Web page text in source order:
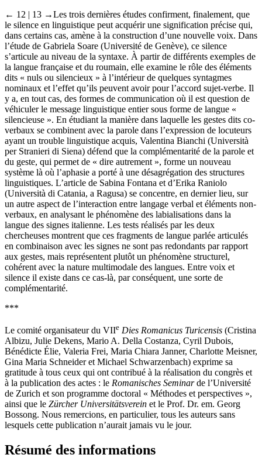
← 12 | 13 →Les trois dernières études confirment, finalement, que
le silence en linguistique peut acquérir une signification précise qui,
dans certains cas, amène à la construction d’une nouvelle voix. Dans
l’étude de Gabriela Soare (Université de Genève), ce silence
s’articule au niveau de la syntaxe. À partir de différents exemples de
la langue française et du roumain, elle examine le rôle des éléments
dits « nuls ou silencieux » à l’intérieur de quelques syntagmes
nominaux et l’effet qu’ils peuvent avoir pour l’accord sujet-verbe. Il
y a, en tout cas, des formes de communication où il est question de
véhiculer le message linguistique entier sous forme de langue «
silencieuse ». En étudiant la manière dans laquelle les gestes dits co-
verbaux se combinent avec la parole dans l’expression de locuteurs
ayant un trouble linguistique acquis, Valentina Bianchi (Università
per Stranieri di Siena) défend que la complémentarité de la parole et
du geste, qui permet de « dire autrement », forme un nouveau
système là où l’aphasie a porté à une désagrégation des structures
linguistiques. L’article de Sabina Fontana et d’Erika Raniolo
(Università di Catania, a Ragusa) se concentre, en dernier lieu, sur
un autre aspect de l’interaction entre langage verbal et éléments non-
verbaux, en analysant le phénomène des labialisations dans la
langue des signes italienne. Les tests réalisés par les deux
chercheuses montrent que ces fragments de langue parlée articulés
en combinaison avec les signes ne sont pas redondants par rapport
aux gestes, mais représentent plutôt un phénomène structurel,
cohérent avec la nature multimodale des langues. Entre voix et
silence il existe dans ce cas-là, par conséquent, une sorte de
complémentarité.
***
Le comité organisateur du VIIe Dies Romanicus Turicensis (Cristina
Albizu, Julie Dekens, Mario A. Della Costanza, Cyril Dubois,
Bénédicte Élie, Valeria Frei, Maria Chiara Janner, Charlotte Meisner,
Gina Maria Schneider et Michael Schwarzenbach) exprime sa
gratitude à tous ceux qui ont contribué à la réalisation du congrès et
à la publication des actes : le Romanisches Seminarde l’Université
de Zurich et son programme doctoral « Méthodes et perspectives »,
ainsi que le Zürcher Universitätsverein et le Prof. Dr. em. Georg
Bossong. Nous remercions, en particulier, tous les auteurs sans
lesquels cette publication n’aurait jamais vu le jour.
Résumé des informations